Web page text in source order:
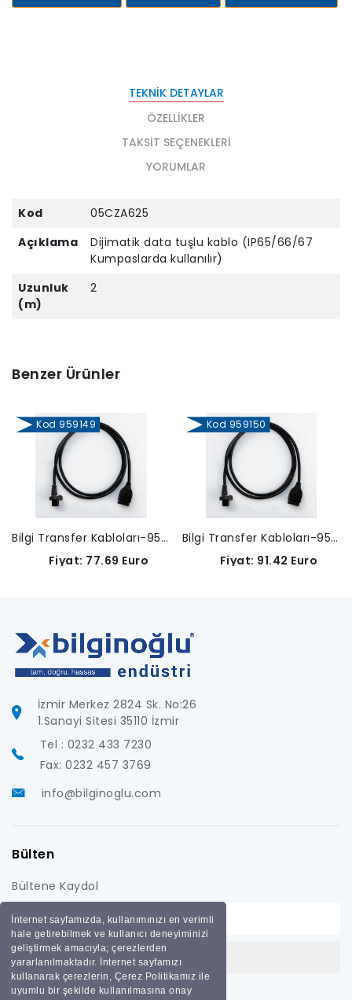
İnternet sayfamızda, kullanımınızı en verimli
hale getirebilmek ve kullanıcı deneyiminizi
geliştirmek amacıyla; çerezlerden
yararlanılmaktadır. İnternet sayfamızı
kullanarak çerezlerin, Çerez Politikamız ile
uyumlu bir şekilde kullanılmasına onay
TEKNIK DETAYLAR
ÖZELLIKLER
TAKSIT SEÇENEKLERI
YORUMLAR
Kod
05CZA625
Açıklama
Dijimatik data tuşlu kablo (IP65/66/67
Kumpaslarda kullanılır)
Uzunluk
(m)
2
Benzer Ürünler
Kod 959149
Bilgi Transfer Kabloları-959149
Fiyat: 77.69 Euro
Kod 959150
Bilgi Transfer Kabloları-959150
Fiyat: 91.42 Euro
İzmir Merkez 2824 Sk. No:26
1.Sanayi Sitesi 35110 İzmir
Tel : 0232 433 7230
Fax: 0232 457 3769
info@bilginoglu.com
Bülten
Bültene Kaydol